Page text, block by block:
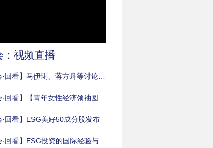
：视频直播
·回看】ESG美好50成分股发布